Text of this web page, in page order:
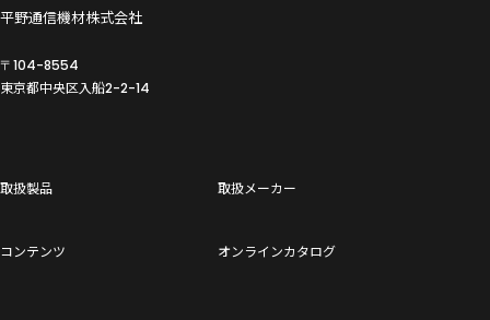
平野通信機材株式会社
〒104-8554
東京都中央区入船2-2-14
取扱製品 取扱メーカー
コンテンツ オンラインカタログ